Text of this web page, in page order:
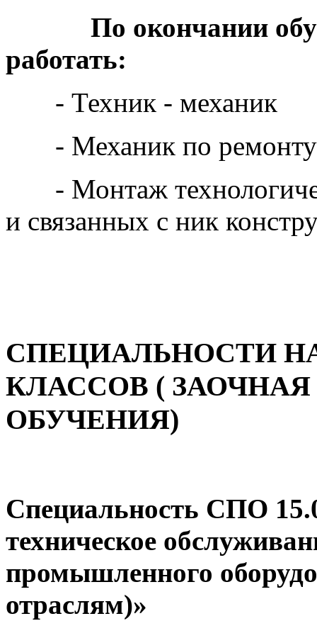
По окончании
работать:
- Техник - механик
- Механик по ремонту
- Монтаж
и связанных с ник
СПЕЦИАЛЬНОСТИ НА
КЛАССОВ (
ОБУЧЕНИЯ)
Специальность СПО
техническое
промышленного
отраслям)»